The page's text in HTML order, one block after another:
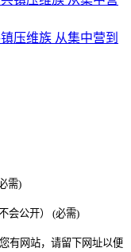
压维族 从集中营到
需)
会公开） (必需)
有网站，请留下网址以便